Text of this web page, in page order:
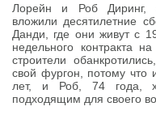
Лорейн и Роб Диринг,
вложили десятилетние
Данди, где они живут с
недельного контракта
строители
свой фургон, потому
лет, и Роб, 74 года,
подходящим для своего